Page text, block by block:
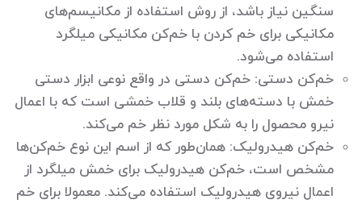
سنگین نیاز باشد، از روش استفاده از مکانیسم‌های
مکانیکی برای خم کردن با خم‌کن مکانیکی میلگرد
استفاده می‌شود.
خم‌کن دستی: خم‌کن دستی در واقع نوعی ابزار دستی
خمش با دسته‌های بلند و قلاب خمشی است که با اعمال
نیرو محصول را به شکل مورد نظر خم می‌کند.
خم‌کن هیدرولیک: همان‌طور که از اسم این نوع خم‌کن‌ها
مشخص است، خم‌کن هیدرولیک برای خمش میلگرد از
اعمال نیروی هیدرولیک استفاده می‌کند. معمولا برای خم